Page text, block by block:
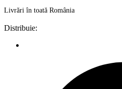
Livrări în toată România
Distribuie: